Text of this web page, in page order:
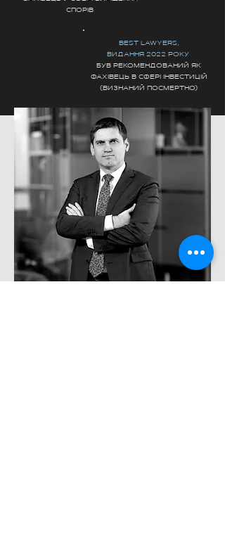
СПОРІВ
BEST LAWYERS,
ВИДАННЯ 2022 РОКУ
БУВ РЕКОМЕНДОВАНИЙ ЯК
ФАХІВЕЦЬ В СФЕРІ ІНВЕСТИЦІЙ
(ВИЗНАНИЙ ПОСМЕРТНО)